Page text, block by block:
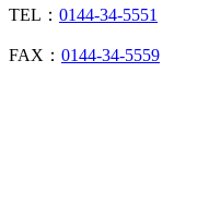
TEL： 0144-34-5551
FAX： 0144-34-5559